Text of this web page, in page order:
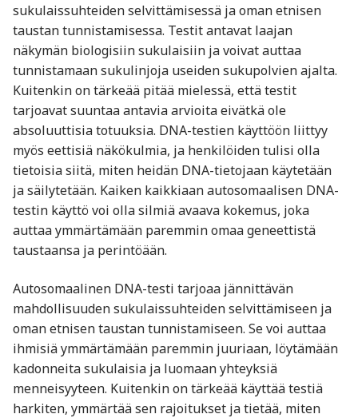
sukulaissuhteiden selvittämisessä ja oman etnisen
taustan tunnistamisessa. Testit antavat laajan
näkymän biologisiin sukulaisiin ja voivat auttaa
tunnistamaan sukulinjoja useiden sukupolvien ajalta.
Kuitenkin on tärkeää pitää mielessä, että testit
tarjoavat suuntaa antavia arvioita eivätkä ole
absoluuttisia totuuksia. DNA-testien käyttöön liittyy
myös eettisiä näkökulmia, ja henkilöiden tulisi olla
tietoisia siitä, miten heidän DNA-tietojaan käytetään
ja säilytetään. Kaiken kaikkiaan autosomaalisen DNA-
testin käyttö voi olla silmiä avaava kokemus, joka
auttaa ymmärtämään paremmin omaa geneettistä
taustaansa ja perintöään.
Autosomaalinen DNA-testi tarjoaa jännittävän
mahdollisuuden sukulaissuhteiden selvittämiseen ja
oman etnisen taustan tunnistamiseen. Se voi auttaa
ihmisiä ymmärtämään paremmin juuriaan, löytämään
kadonneita sukulaisia ja luomaan yhteyksiä
menneisyyteen. Kuitenkin on tärkeää käyttää testiä
harkiten, ymmärtää sen rajoitukset ja tietää, miten